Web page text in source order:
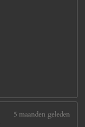
5 maanden geleden